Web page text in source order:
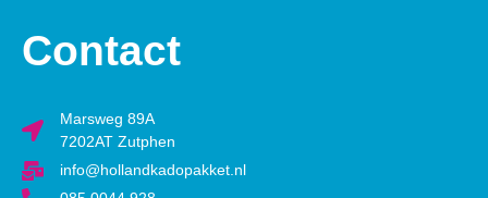
Contact
Marsweg 89A
7202AT Zutphen
info@hollandkadopakket.nl